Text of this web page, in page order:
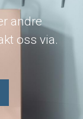
andre
oss via.